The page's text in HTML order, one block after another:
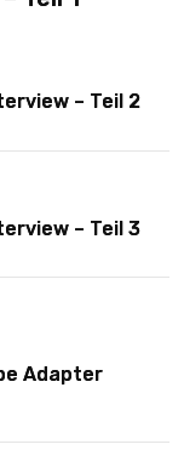
– Teil 2
– Teil 3
Adapter